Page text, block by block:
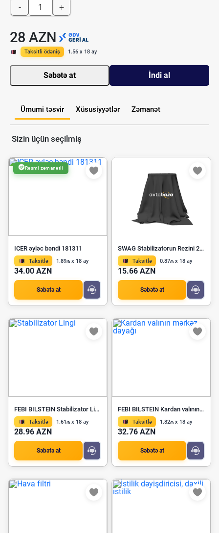
- +
28 AZN
Taksitli ödəniş 1.56 x 18 ay
Səbətə at İndi al
Ümumi təsvir Xüsusiyyətlər Zəmanət
Sizin üçün seçilmiş
Rəsmi zəmanətli
ICER əyləc bəndi 181311
Taksitlə 1.89₼ x 18 ay
34.00 AZN
Səbətə at
SWAG Stabilizatorun Rezini 20 92 7160
Taksitlə 0.87₼ x 18 ay
15.66 AZN
Səbətə at
FEBI BILSTEIN Stabilizator Lingi 179851
Taksitlə 1.61₼ x 18 ay
28.96 AZN
Səbətə at
FEBI BILSTEIN Kardan valının mərkəz dayağı 10206
Taksitlə 1.82₼ x 18 ay
32.76 AZN
Səbətə at